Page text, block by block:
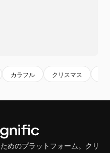
カラフル クリスマス
めのプラットフォーム。クリ